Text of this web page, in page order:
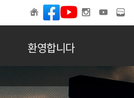
환영합니다